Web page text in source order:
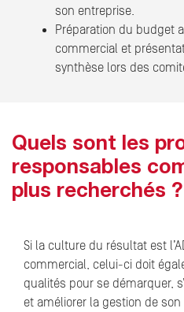
son entreprise.
Préparation du budget
commercial et
synthèse lors des
Quels sont les
responsables
plus recherchés ?
Si la culture du résultat est
commercial, celui-ci doit
qualités pour se démarquer,
et améliorer la gestion de son